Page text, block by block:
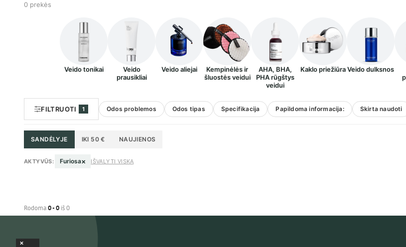
0 prekės
Veido tonikai
Veido
prausikliai
Veido aliejai
Kempinėlės ir
šluostės veidui
AHA, BHA,
PHA rūgštys
veidui
Kaklo priežiūra Veido dulksnos
FILTRUOTI 1 Odos problemos Odos tipas Specifikacija Papildoma informacija: Skirta naudoti
SANDĖLYJE IKI 50 € NAUJIENOS
AKTYVŪS: Furiosa× IŠVALYTI VISKĄ
Rodoma0 - 0 iš 0
×